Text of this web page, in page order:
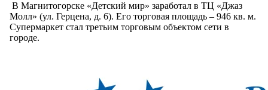
В Магнитогорске «Детский мир» заработал в ТЦ «Джаз
Молл» (ул. Герцена, д. 6). Его торговая площадь – 946 кв. м.
Супермаркет стал третьим торговым объектом сети в
городе.